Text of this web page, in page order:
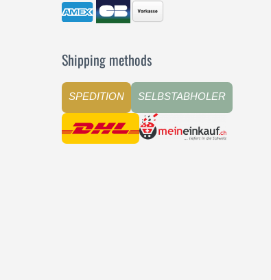
Shipping methods
SPEDITION SELBSTABHOLER